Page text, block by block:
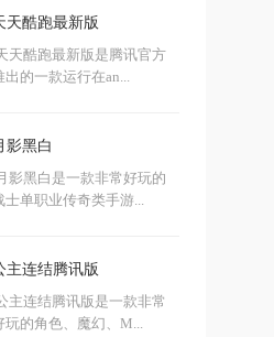
天酷跑最新版
天酷跑最新版是腾讯官方
出的一款运行在an...
影黑白
影黑白是一款非常好玩的
士单职业传奇类手游...
主连结腾讯版
主连结腾讯版是一款非常
玩的角色、魔幻、M...